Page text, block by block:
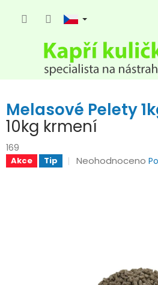
Melasové Pelety
10kg krmení
169
Akce Tip
Průměrné
Neohodnoceno